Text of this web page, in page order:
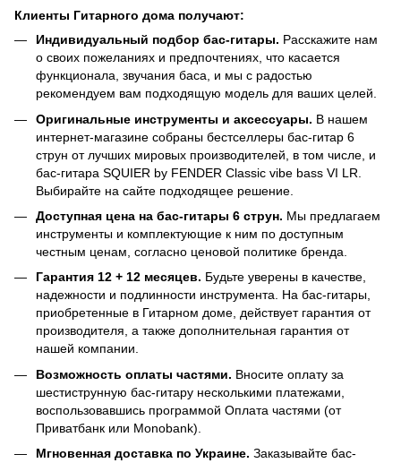
Клиенты Гитарного дома получают:
Индивидуальный подбор бас-гитары. Расскажите нам
о своих пожеланиях и предпочтениях, что касается
функционала, звучания баса, и мы с радостью
рекомендуем вам подходящую модель для ваших целей.
Оригинальные инструменты и аксессуары. В нашем
интернет-магазине собраны бестселлеры бас-гитар 6
струн от лучших мировых производителей, в том числе, и
бас-гитара SQUIER by FENDER Classic vibe bass VI LR.
Выбирайте на сайте подходящее решение.
Доступная цена на бас-гитары 6 струн. Мы предлагаем
инструменты и комплектующие к ним по доступным
честным ценам, согласно ценовой политике бренда.
Гарантия 12 + 12 месяцев. Будьте уверены в качестве,
надежности и подлинности инструмента. На бас-гитары,
приобретенные в Гитарном доме, действует гарантия от
производителя, а также дополнительная гарантия от
нашей компании.
Возможность оплаты частями. Вносите оплату за
шестиструнную бас-гитару несколькими платежами,
воспользовавшись программой Оплата частями (от
Приватбанк или Monobank).
Мгновенная доставка по Украине. Заказывайте бас-